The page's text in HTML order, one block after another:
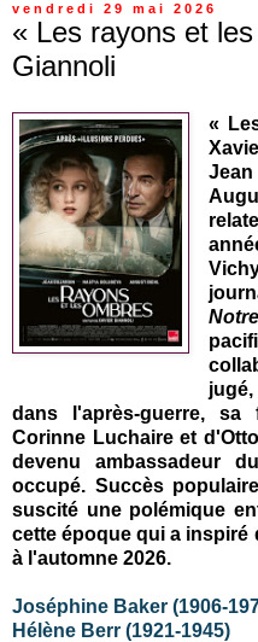
vendredi 29 mai 2026
« Les rayons et
Giannoli
«
dans l'après-guerre, sa
Corinne Luchaire et
devenu ambassadeur
occupé. Succès
suscité une polémique
cette époque qui a
à l'automne 2026.
Joséphine Baker (1906-
Hélène Berr (1921-1945)